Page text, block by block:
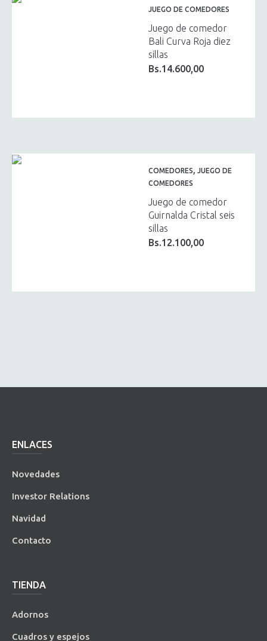
JUEGO DE COMEDORES
Juego de comedor
Bali Curva Roja diez
sillas
Bs.14.600,00
COMEDORES, JUEGO DE
COMEDORES
Juego de comedor
Guirnalda Cristal seis
sillas
Bs.12.100,00
ENLACES
Novedades
Investor Relations
Navidad
Contacto
TIENDA
Adornos
Cuadros y espejos